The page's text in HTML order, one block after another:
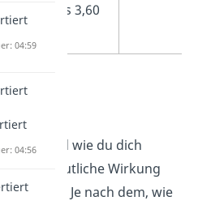
als 3,60
und wie du dich
eine deutliche Wirkung
Je nach dem, wie
04:59
04:56